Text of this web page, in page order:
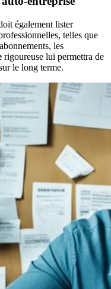
également lister
telles que
les
rigoureuse lui permettra de
le long terme.